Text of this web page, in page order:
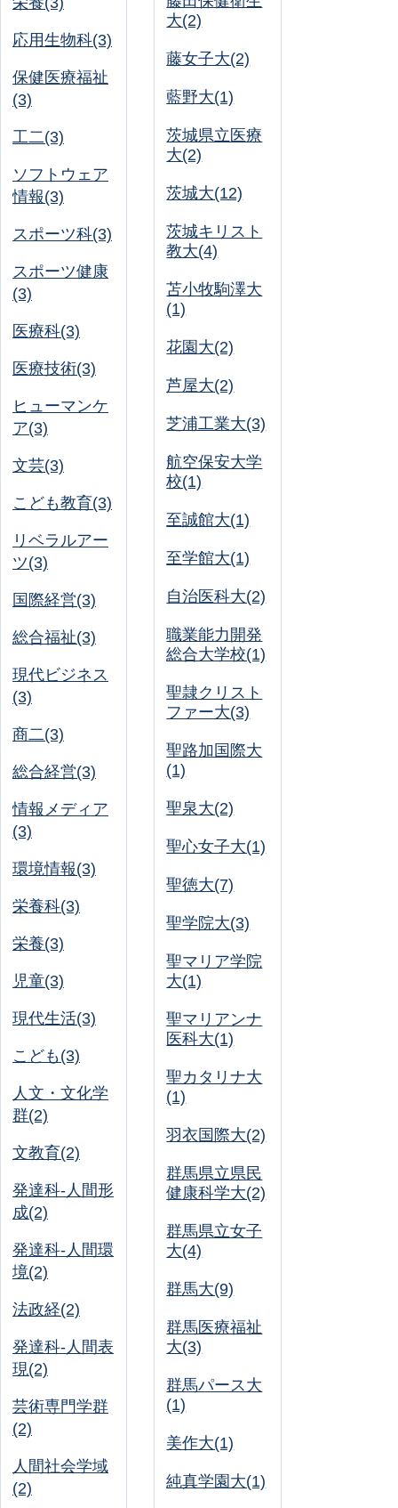
応用生物科(3)
保健医療福祉
(3)
工二(3)
ソフトウェア
情報(3)
スポーツ科(3)
スポーツ健康
(3)
医療科(3)
医療技術(3)
ヒューマンケ
ア(3)
文芸(3)
こども教育(3)
リベラルアー
ツ(3)
国際経営(3)
総合福祉(3)
現代ビジネス
(3)
商二(3)
総合経営(3)
情報メディア
(3)
環境情報(3)
栄養科(3)
栄養(3)
児童(3)
現代生活(3)
こども(3)
人文・文化学
群(2)
文教育(2)
発達科-人間形
成(2)
発達科-人間環
境(2)
法政経(2)
発達科-人間表
現(2)
芸術専門学群
(2)
人間社会学域
(2)
大(2)
藤女子大(2)
藍野大(1)
茨城県立医療
大(2)
茨城大(12)
茨城キリスト
教大(4)
苫小牧駒澤大
(1)
花園大(2)
芦屋大(2)
芝浦工業大(3)
航空保安大学
校(1)
至誠館大(1)
至学館大(1)
自治医科大(2)
職業能力開発
総合大学校(1)
聖隷クリスト
ファー大(3)
聖路加国際大
(1)
聖泉大(2)
聖心女子大(1)
聖徳大(7)
聖学院大(3)
聖マリア学院
大(1)
聖マリアンナ
医科大(1)
聖カタリナ大
(1)
羽衣国際大(2)
群馬県立県民
健康科学大(2)
群馬県立女子
大(4)
群馬大(9)
群馬医療福祉
大(3)
群馬パース大
(1)
美作大(1)
純真学園大(1)